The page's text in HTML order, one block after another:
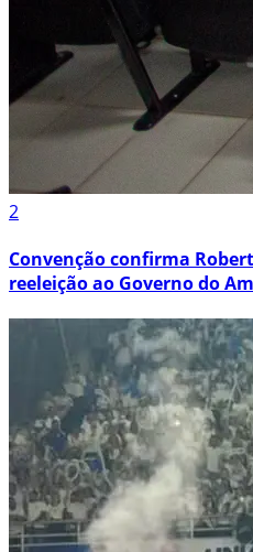
2
Convenção confirma
reeleição ao Governo do